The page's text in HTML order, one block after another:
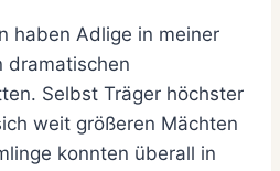
haben Adlige in meiner
dramatischen
Selbst Träger höchster
weit größeren Mächten
konnten überall in